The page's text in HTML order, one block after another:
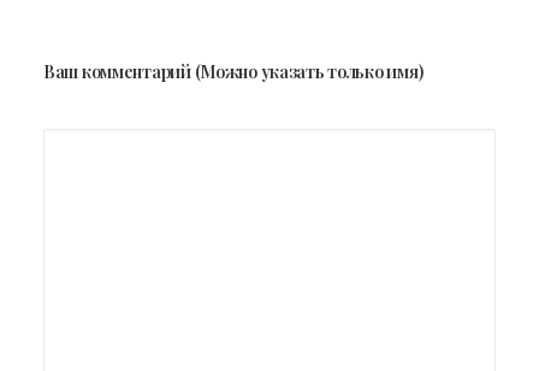
Ваш комментарий (Можно указать только имя)